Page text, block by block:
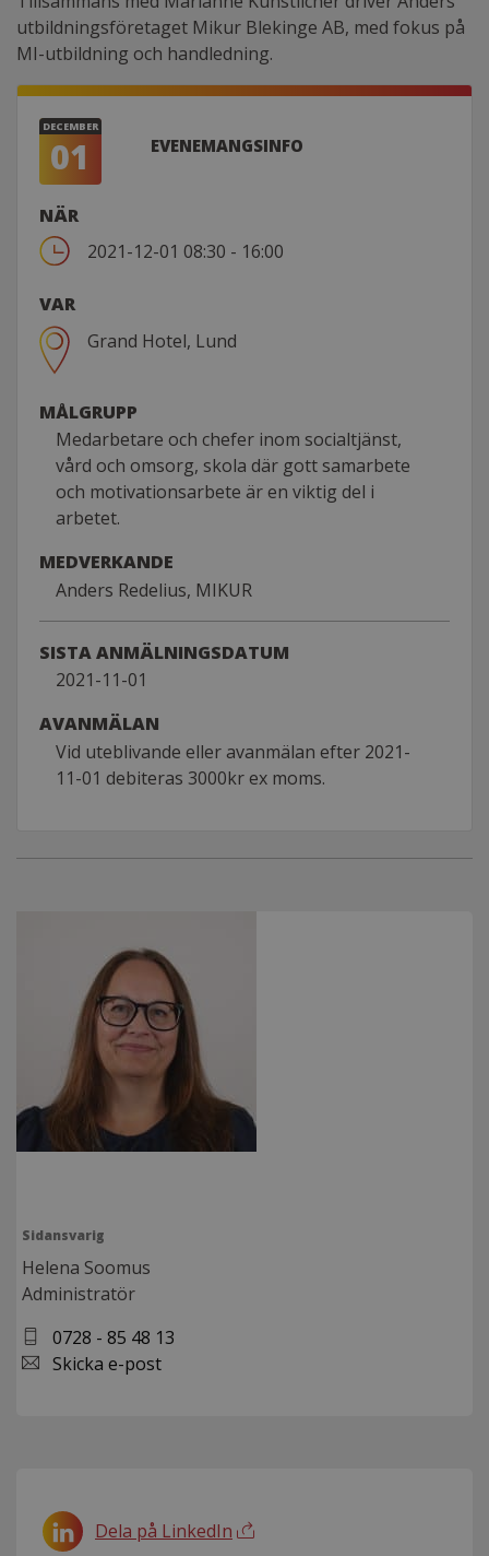
utbildningsföretaget Mikur Blekinge AB, med fokus på
MI-utbildning och handledning.
DECEMBER
01 EVENEMANGSINFO
NÄR
2021-12-01 08:30 - 16:00
VAR
Grand Hotel, Lund
MÅLGRUPP
Medarbetare och chefer inom socialtjänst,
vård och omsorg, skola där gott samarbete
och motivationsarbete är en viktig del i
arbetet.
MEDVERKANDE
Anders Redelius, MIKUR
SISTA ANMÄLNINGSDATUM
2021-11-01
AVANMÄLAN
Vid uteblivande eller avanmälan efter 2021-
11-01 debiteras 3000kr ex moms.
Sidansvarig
Helena Soomus
Administratör
0728 - 85 48 13
Skicka e-post
Dela på LinkedIn